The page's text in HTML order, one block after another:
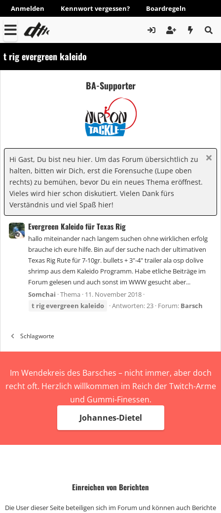
Anmelden Kennwort vergessen? Boardregeln
t rig evergreen kaleido
BA-Supporter
Hi Gast, Du bist neu hier. Um das Forum übersichtlich zu
halten, bitten wir Dich, erst die Forensuche (Lupe oben
rechts) zu bemühen, bevor Du ein neues Thema eröffnest.
Vieles wird hier schon diskutiert. Vielen Dank fürs
Verständnis und viel Spaß hier!
Evergreen Kaleido für Texas Rig
hallo miteinander nach langem suchen ohne wirklichen erfolg
brauche ich eure hilfe. Bin auf der suche nach der ultimativen
Texas Rig Rute für 7-10gr. bullets + 3"-4" trailer ala osp dolive
shrimp aus dem Kaleido Programm. Habe etliche Beiträge im
Forum gelesen und auch sonst im WWW gesucht aber...
Somchai Thema
11. November 2018
t rigevergreen kaleido Antworten: 23 Forum: Barsch
Schlagworte
Im Wendekreis des Barsches – nicht immer, aber doch
recht oft. Herzlich willkommen im Reich der Twitch-Arme
und Gummi-Finessen.
Johannes-Dietel
Einreichen von Berichten
Die User dieser Seite beteiligen sich im Forum und können auch Berichte